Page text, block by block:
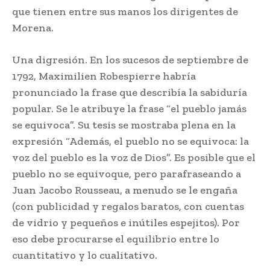
que tienen entre sus manos los dirigentes de
Morena.
Una digresión. En los sucesos de septiembre de
1792, Maximilien Robespierre habría
pronunciado la frase que describía la sabiduría
popular. Se le atribuye la frase “el pueblo jamás
se equivoca”. Su tesis se mostraba plena en la
expresión “Además, el pueblo no se equivoca: la
voz del pueblo es la voz de Dios”. Es posible que el
pueblo no se equivoque, pero parafraseando a
Juan Jacobo Rousseau, a menudo se le engaña
(con publicidad y regalos baratos, con cuentas
de vidrio y pequeños e inútiles espejitos). Por
eso debe procurarse el equilibrio entre lo
cuantitativo y lo cualitativo.